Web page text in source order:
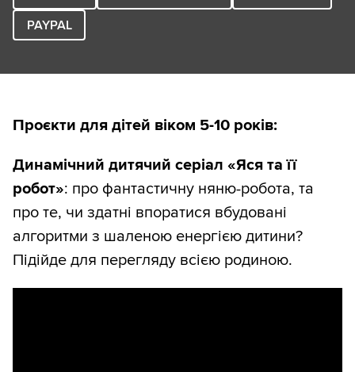
PAYPAL
Проєкти для дітей віком 5-10 років:
Динамічний дитячий серіал «Яся та її
робот»: про фантастичну няню-робота, та
про те, чи здатні впоратися вбудовані
алгоритми з шаленою енергією дитини?
Підійде для перегляду всією родиною.